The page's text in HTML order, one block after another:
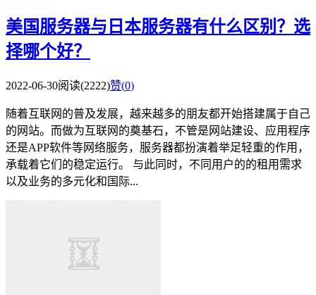
美国服务器与日本服务器有什么区别？选
择哪个好？
2022-06-30阅读(2222)赞(0)
随着互联网的普及发展，越来越多的朋友都开始搭建属于自己
的网站。而做为互联网的奠基石，不管是网站建设、应用程序
还是APP软件等网络服务，服务器都扮演着举足轻重的作用，
承载着它们的稳定运行。 与此同时，不同用户的的租用需求
以及业务的多元化和国际...